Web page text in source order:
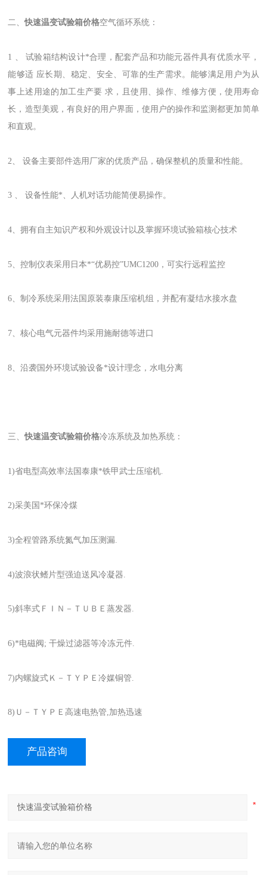
二、快速温变试验箱价格空气循环系统：
1 、 试验箱结构设计*合理，配套产品和功能元器件具有优质水平，
能够适 应长期、稳定、安全、可靠的生产需求。能够满足用户为从
事上述用途的加工生产要 求，且使用、操作、维修方便，使用寿命
长，造型美观，有良好的用户界面，使用户的操作和监测都更加简单
和直观。
2、 设备主要部件选用厂家的优质产品，确保整机的质量和性能。
3 、 设备性能*、人机对话功能简便易操作。
4、拥有自主知识产权和外观设计以及掌握环境试验箱核心技术
5、控制仪表采用日本*“优易控”UMC1200，可实行远程监控
6、制冷系统采用法国原装泰康压缩机组，并配有凝结水接水盘
7、核心电气元器件均采用施耐德等进口
8、沿袭国外环境试验设备*设计理念，水电分离
三、快速温变试验箱价格冷冻系统及加热系统：
1)省电型高效率法国泰康*铁甲武士压缩机.
2)采美国*环保冷煤
3)全程管路系统氮气加压测漏.
4)波浪状鳍片型强迫送风冷凝器.
5)斜率式ＦＩＮ－ＴＵＢＥ蒸发器.
6)*电磁阀; 干燥过滤器等冷冻元件.
7)内螺旋式Ｋ－ＴＹＰＥ冷媒铜管.
8)Ｕ－ＴＹＰＥ高速电热管,加热迅速
产品咨询